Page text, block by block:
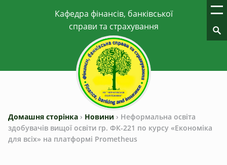
Домашня сторінка › Новини › Неформальна освіта
здобувачів вищої освіти гр. ФК-221 по курсу «Економіка
для всіх» на платформі Prometheus